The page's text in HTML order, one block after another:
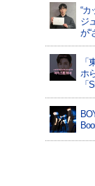
“カ
ジ
が“
「
ホ
「